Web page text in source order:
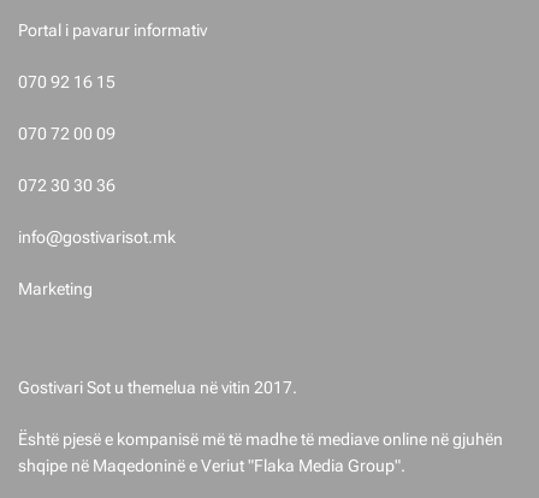
o
s
t
i
m
e
Portal i pavarur informativ
070 92 16 15
070 72 00 09
072 30 30 36
info@gostivarisot.mk
Marketing
Gostivari Sot u themelua në vitin 2017.
Është pjesë e kompanisë më të madhe të mediave online në gjuhën
shqipe në Maqedoninë e Veriut "Flaka Media Group".